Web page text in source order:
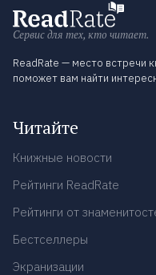
Сервис для тех, кто читает.
ReadRate — место встречи
поможет вам найти
Читайте
Книжные новости
Рейтинги ReadRate
Рейтинги от
Бестселлеры
Экранизации